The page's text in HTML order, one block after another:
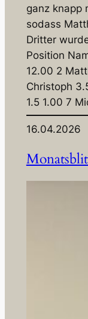
ganz knapp
sodass
Dritter
Position
12.00 2
Christoph
1.5 1.00 7
16.04.2026